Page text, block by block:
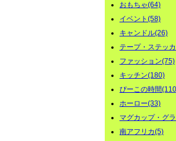
おもちゃ(64)
イベント(58)
キャンドル(26)
テープ・ステッ
ファッション(75)
キッチン(180)
ぴーこの時間
ホーロー(33)
マグカップ・グ
南アフリカ(5)